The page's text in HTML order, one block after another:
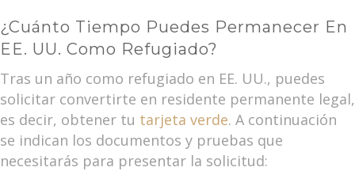
¿Cuánto Tiempo Puedes Permanecer En
EE. UU. Como Refugiado?
Tras un año como refugiado en EE. UU., puedes
solicitar convertirte en residente permanente legal,
es decir, obtener tu tarjeta verde. A continuación
se indican los documentos y pruebas que
necesitarás para presentar la solicitud: